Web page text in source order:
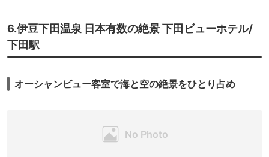
6.伊豆下田温泉 日本有数の絶景 下田ビューホテル/
下田駅
オーシャンビュー客室で海と空の絶景をひとり占め